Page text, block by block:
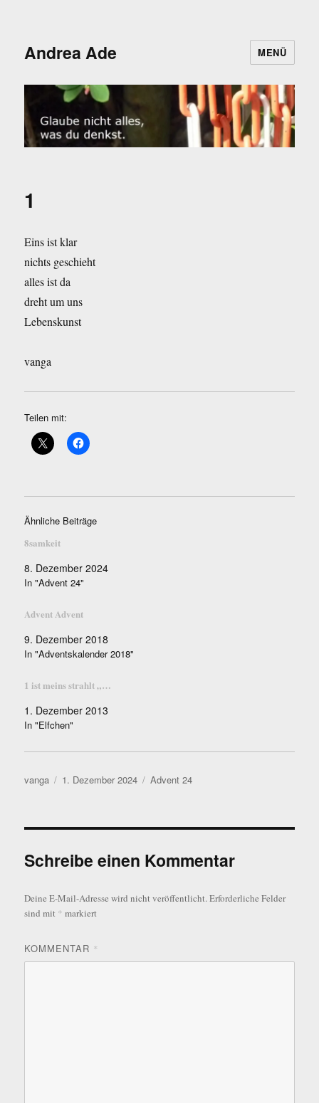
Andrea Ade MENÜ
1
Eins ist klar
nichts geschieht
alles ist da
dreht um uns
Lebenskunst
vanga
Teilen mit:
Ähnliche Beiträge
8samkeit
8. Dezember 2024
In "Advent 24"
Advent Advent
9. Dezember 2018
In "Adventskalender 2018"
1 ist meins strahlt „…
1. Dezember 2013
In "Elfchen"
Autor
vanga
Veröffentlicht
1. Dezember 2024 Kategorien
Advent 24
Schreibe einen Kommentar
Deine E-Mail-Adresse wird nicht veröffentlicht.Erforderliche Felder
sind mit * markiert
KOMMENTAR *